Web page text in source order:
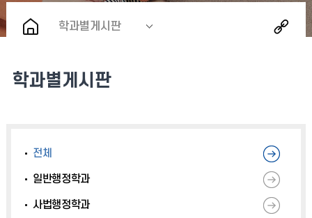
학과별게시판
학과별게시판
전체
일반행정학과
사법행정학과